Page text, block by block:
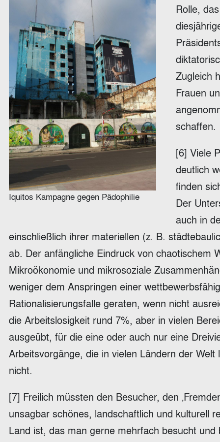
Iquitos Kampagne gegen Pädophilie
Rolle,
Zugleich
Frauen
schaffen.
[6] Viele
deutlich
finden
Der
auch in
einschließlich ihrer materiellen (z. B.
ab. Der anfängliche Eindruck von chaotischem
Mikroökonomie und mikrosoziale
weniger dem Anspringen einer
Rationalisierungsfalle geraten, wenn nicht
die Arbeitslosigkeit rund 7%, aber in vielen
ausgeübt, für die eine oder auch nur eine
Arbeitsvorgänge, die in vielen Ländern der
nicht.
[7] Freilich müssten den Besucher, den
unsagbar schönes, landschaftlich und kulturell
Land ist, das man gerne mehrfach besucht